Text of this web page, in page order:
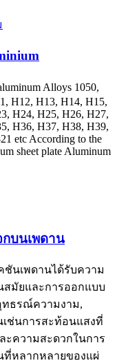
Alloys 1050,
H12, H13, H14, H15,
H24, H25, H26, H27,
H36, H37, H38, H39,
etc According to the
sheet plate Aluminum
กบนเพดาน
ชันเพดานได้รับความ
มัยและการออกแบบ
ทธรณ์ความงาม,
เช่นการสะท้อนแสงที่
ะความสะดวกในการ
ที่หลากหลายของแผ่